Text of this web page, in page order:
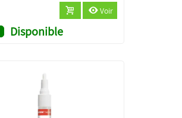
Voir
Disponible